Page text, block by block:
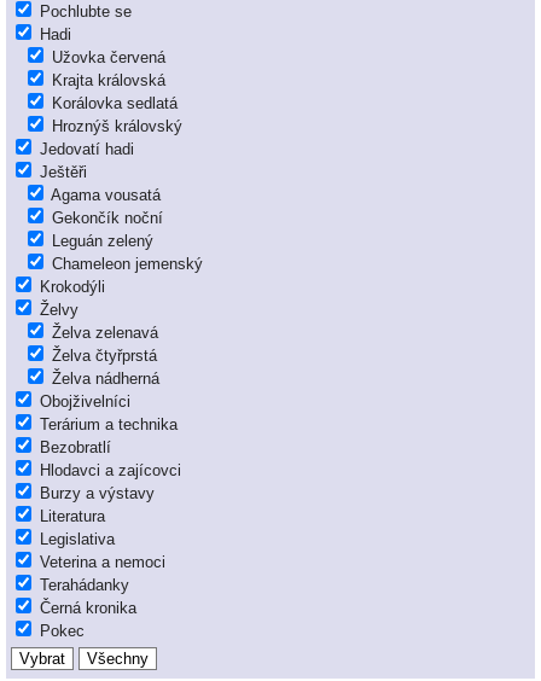
Pochlubte se
Hadi
Užovka červená
Krajta královská
Korálovka sedlatá
Hroznýš královský
Jedovatí hadi
Ještěři
Agama vousatá
Gekončík noční
Leguán zelený
Chameleon jemenský
Krokodýli
Želvy
Želva zelenavá
Želva čtyřprstá
Želva nádherná
Obojživelníci
Terárium a technika
Bezobratlí
Hlodavci a zajícovci
Burzy a výstavy
Literatura
Legislativa
Veterina a nemoci
Terahádanky
Černá kronika
Pokec